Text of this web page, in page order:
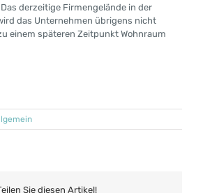
derzeitige Firmengelände in der
das Unternehmen übrigens nicht
einem späteren Zeitpunkt Wohnraum
Sie diesen Artikel!